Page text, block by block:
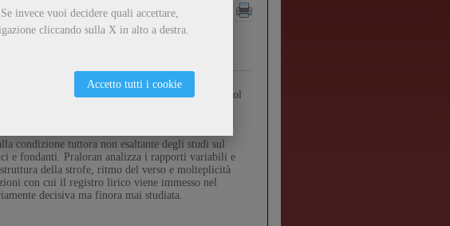
Se invece vuoi decidere quali accettare,
cliccando sulla X in alto a destra.
Accetto tutti i cookie
spinto ai margini dal confronto “d’obbligo” col
condizione tuttora non esaltante degli studi sul
e fondanti. Praloran analizza i rapporti variabili e
della strofe, ritmo del verso e molteplicità
con cui il registro lirico viene immesso nel
decisiva ma finora mai studiata.